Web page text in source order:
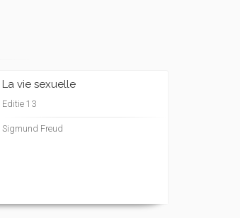
La vie sexuelle
Editie 13
Sigmund Freud